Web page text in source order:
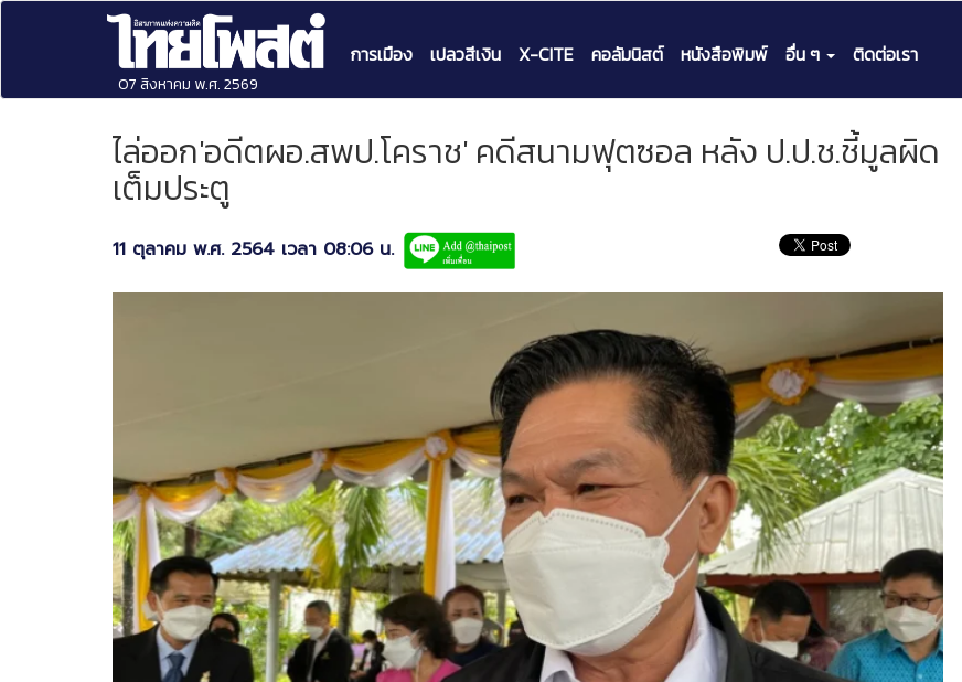
07 สิงหาคม พ.ศ. 2569
การเมือง เปลวสีเงิน X-CITE คอลัมนิสต์ หนังสือพิมพ์ อื่น ๆ ติดต่อเรา
ไล่ออก'อดีตผอ.สพป.โคราช' คดีสนามฟุตซอล หลัง ป.ป.ช.ชี้มูลผิด
เต็มประตู
11 ตุลาคม พ.ศ. 2564 เวลา 08:06 น.